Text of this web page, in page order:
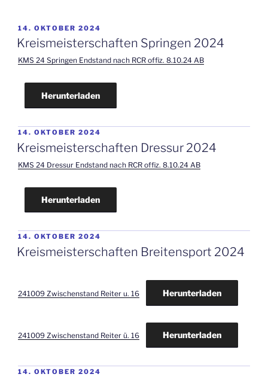
VERÖFFENTLICHT
AM
14. OKTOBER 2024
Kreismeisterschaften Springen 2024
KMS 24 Springen Endstand nach RCR offiz. 8.10.24 AB
Herunterladen
VERÖFFENTLICHT
AM
14. OKTOBER 2024
Kreismeisterschaften Dressur 2024
KMS 24 Dressur Endstand nach RCR offiz. 8.10.24 AB
Herunterladen
VERÖFFENTLICHT
AM
14. OKTOBER 2024
Kreismeisterschaften Breitensport 2024
241009 Zwischenstand Reiter u. 16 Herunterladen
241009 Zwischenstand Reiter ü. 16 Herunterladen
VERÖFFENTLICHT
14. OKTOBER 2024